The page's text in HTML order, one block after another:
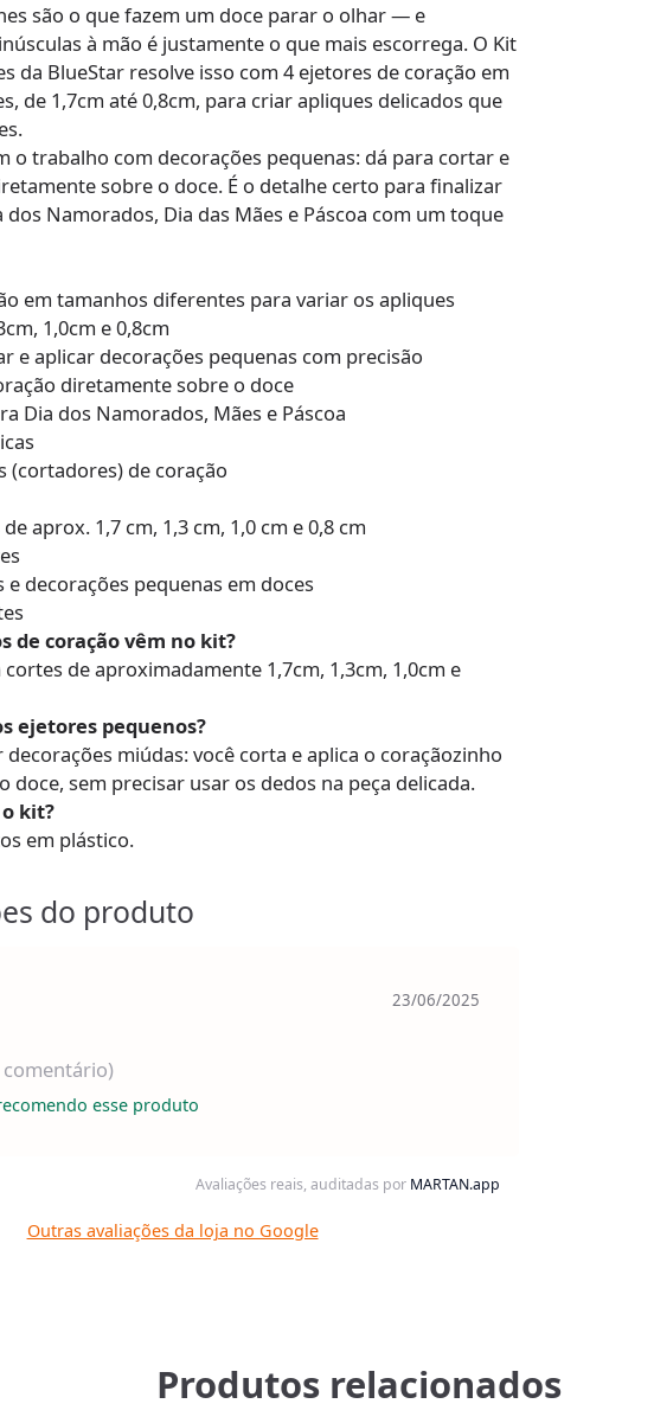
são o que fazem um doce parar o olhar — e
à mão é justamente o que mais escorrega. O Kit
da BlueStar resolve isso com 4 ejetores de coração em
de 1,7cm até 0,8cm, para criar apliques delicados que
o trabalho com decorações pequenas: dá para cortar e
sobre o doce. É o detalhe certo para finalizar
dos Namorados, Dia das Mães e Páscoa com um toque
em tamanhos diferentes para variar os apliques
1,0cm e 0,8cm
e aplicar decorações pequenas com precisão
diretamente sobre o doce
Dia dos Namorados, Mães e Páscoa
(cortadores) de coração
aprox. 1,7 cm, 1,3 cm, 1,0 cm e 0,8 cm
e decorações pequenas em doces
de coração vêm no kit?
de aproximadamente 1,7cm, 1,3cm, 1,0cm e
ejetores pequenos?
miúdas: você corta e aplica o coraçãozinho
doce, sem precisar usar os dedos na peça delicada.
kit?
em plástico.
do produto
23/06/2025
comentário)
esse produto
Avaliações reais, auditadas por MARTAN.app
Outras avaliações da loja no Google
Produtos relacionados